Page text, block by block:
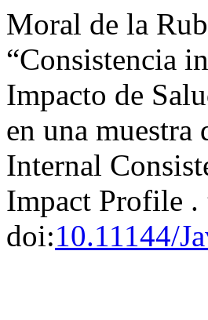
Moral de la
“Consistencia
Impacto de
en una
Internal
Impact Profile .
doi:10.11144/